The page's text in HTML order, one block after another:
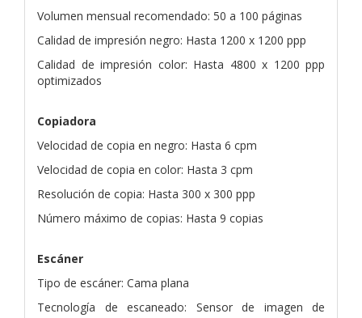
Volumen mensual recomendado: 50 a 100 páginas
Calidad de impresión negro: Hasta 1200 x 1200 ppp
Calidad de impresión color: Hasta 4800 x 1200 ppp
optimizados
Copiadora
Velocidad de copia en negro: Hasta 6 cpm
Velocidad de copia en color: Hasta 3 cpm
Resolución de copia: Hasta 300 x 300 ppp
Número máximo de copias: Hasta 9 copias
Escáner
Tipo de escáner: Cama plana
Tecnología de escaneado: Sensor de imagen de